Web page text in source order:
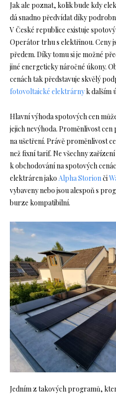
Jak ale poznat, kolik bude kdy
dá snadno předvídat díky
V České republice existuje
Operátor trhu s elektřinou. Ceny
předem. Díky tomu si je možné
jiné energeticky náročné úkony.
cenách tak představuje skvělý
fotovoltaické elektrárnyk dalším
Hlavní výhoda spotových cen
jejich nevýhoda. Proměnlivost
na ušetření. Právě proměnlivost
než fixní tarif. Ne všechny
k obchodování na spotových
elektráren jako Alpha Storionči
vybaveny nebo jsou alespoň s
burze kompatibilní.
Jedním z takových programů,